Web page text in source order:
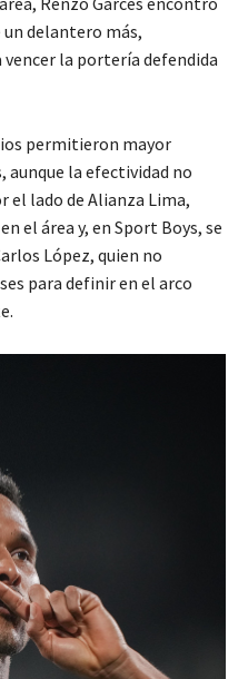
delantero más,
la portería defendida
permitieron mayor
aunque la efectividad no
el lado de Alianza Lima,
el área y, en Sport Boys, se
López, quien no
para definir en el arco